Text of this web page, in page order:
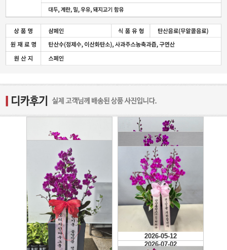
2026-07-18
너무 만족스럽습니다!! 2026-07-07
2026-07-02
2026-05-12